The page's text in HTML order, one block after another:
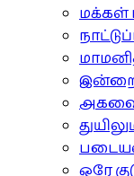
மக்கள்
அகவை
ஒரே